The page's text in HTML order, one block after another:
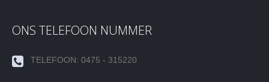
ONS TELEFOON NUMMER
TELEFOON: 0475 - 315220